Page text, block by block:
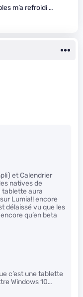
m’a refroidi …
et Calendrier
natives de
tablette aura
Lumia!! encore
délaissé vu que les
qu’en beta
c’est une tablette
Windows 10…